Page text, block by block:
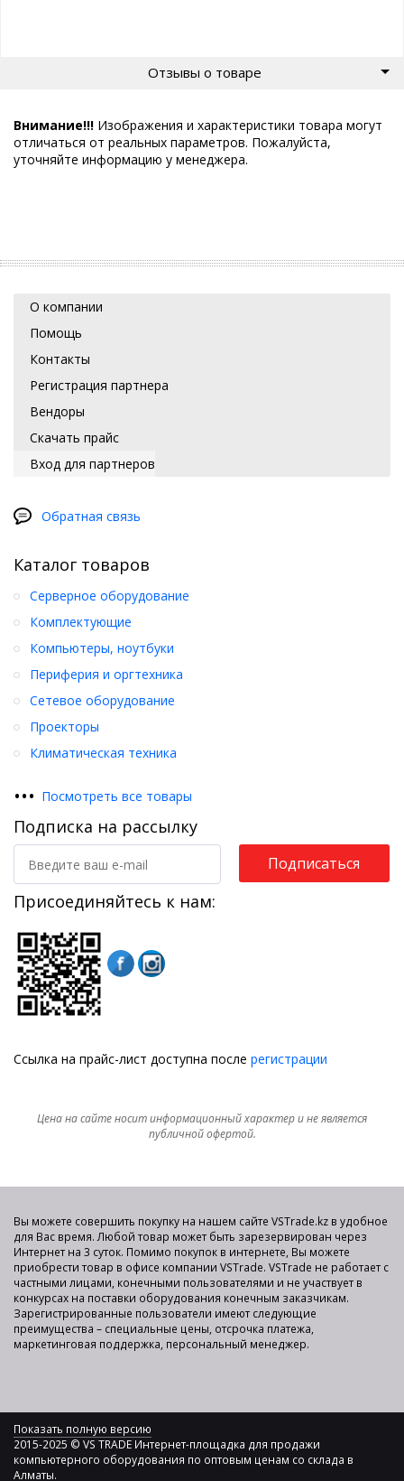
Отзывы о товаре
Внимание!!! Изображения и характеристики товара могут
отличаться от реальных параметров. Пожалуйста,
уточняйте информацию у менеджера.
О компании
Помощь
Контакты
Регистрация партнера
Вендоры
Скачать прайс
Вход для партнеров
Обратная связь
Каталог товаров
Серверное оборудование
Комплектующие
Компьютеры, ноутбуки
Периферия и оргтехника
Сетевое оборудование
Проекторы
Климатическая техника
••• Посмотреть все товары
Подписка на рассылку
Подписаться
Присоединяйтесь к нам:
Ссылка на прайс-лист доступна после регистрации
Цена на сайте носит информационный характер и не является
публичной офертой.
Вы можете совершить покупку на нашем сайте VSTrade.kz в удобное
для Вас время. Любой товар может быть зарезервирован через
Интернет на 3 суток. Помимо покупок в интернете, Вы можете
приобрести товар в офисе компании VSTrade. VSTrade не работает с
частными лицами, конечными пользователями и не участвует в
конкурсах на поставки оборудования конечным заказчикам.
Зарегистрированные пользователи имеют следующие
преимущества – специальные цены, отсрочка платежа,
маркетинговая поддержка, персональный менеджер.
Показать полную версию
2015-2025 © VS TRADE Интернет-площадка для продажи
компьютерного оборудования по оптовым ценам со склада в
Алматы.